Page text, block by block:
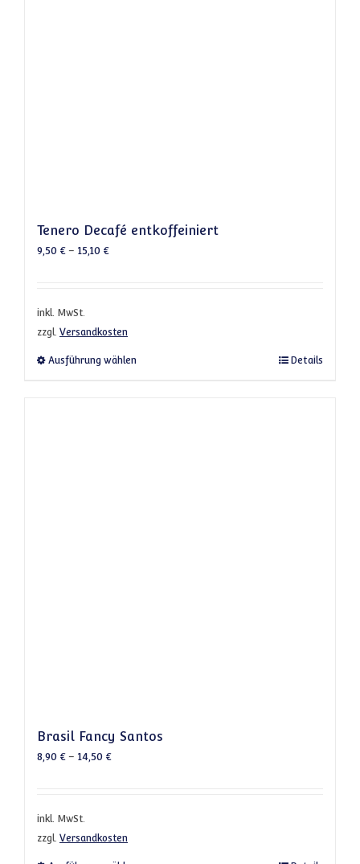
Tenero Decafé entkoffeiniert
9,50 €– 15,10 €
inkl. MwSt.
zzgl. Versandkosten
Ausführung wählen Dieses Produkt weist mehrere Varianten
Details
Brasil Fancy Santos
8,90 €– 14,50 €
inkl. MwSt.
zzgl. Versandkosten